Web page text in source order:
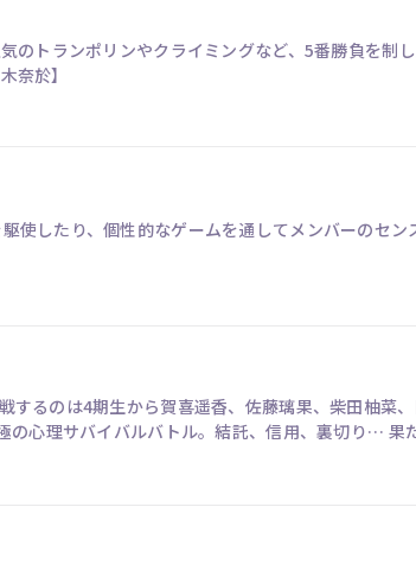
トランポリンやクライミングなど、5番勝負を制
奈於】
たり、個性的なゲームを通してメンバーのセンスが炸
るのは4期生から賀喜遥香、佐藤璃果、柴田柚菜
心理サバイバルバトル。結託、信用、裏切り… 果